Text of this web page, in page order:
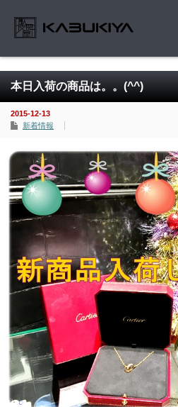
本日入荷の商品は。。(^^)
2015-12-13
新着情報